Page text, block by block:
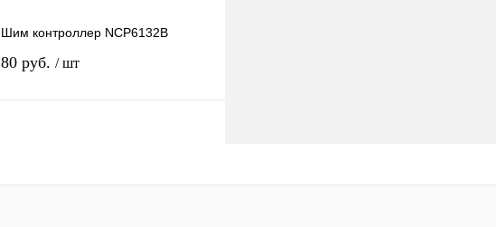
Шим контроллер NCP6132B
80 руб. / шт